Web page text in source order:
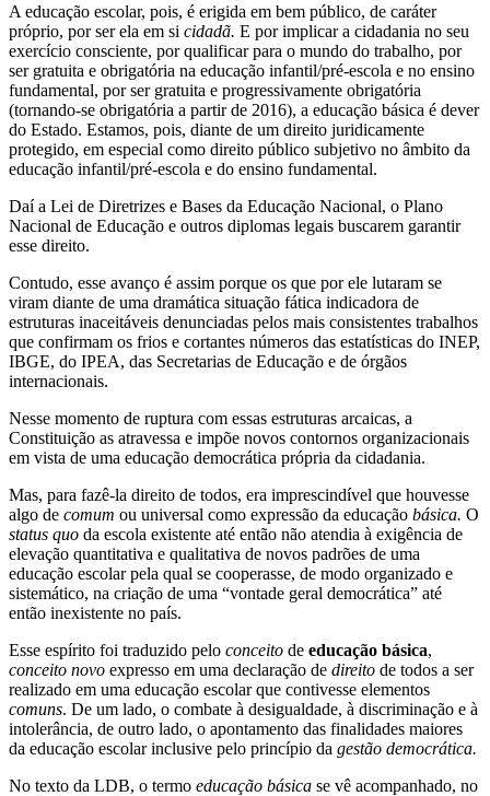
A educação escolar, pois, é erigida em bem público, de caráter
próprio, por ser ela em si cidadã. E por implicar a cidadania no seu
exercício consciente, por qualificar para o mundo do trabalho, por
ser gratuita e obrigatória na educação infantil/pré-escola e no ensino
fundamental, por ser gratuita e progressivamente obrigatória
(tornando-se obrigatória a partir de 2016), a educação básica é dever
do Estado. Estamos, pois, diante de um direito juridicamente
protegido, em especial como direito público subjetivo no âmbito da
educação infantil/pré-escola e do ensino fundamental.
Daí a Lei de Diretrizes e Bases da Educação Nacional, o Plano
Nacional de Educação e outros diplomas legais buscarem garantir
esse direito.
Contudo, esse avanço é assim porque os que por ele lutaram se
viram diante de uma dramática situação fática indicadora de
estruturas inaceitáveis denunciadas pelos mais consistentes trabalhos
que confirmam os frios e cortantes números das estatísticas do INEP,
IBGE, do IPEA, das Secretarias de Educação e de órgãos
internacionais.
Nesse momento de ruptura com essas estruturas arcaicas, a
Constituição as atravessa e impõe novos contornos organizacionais
em vista de uma educação democrática própria da cidadania.
Mas, para fazê-la direito de todos, era imprescindível que houvesse
algo de comum ou universal como expressão da educação básica. O
status quo da escola existente até então não atendia à exigência de
elevação quantitativa e qualitativa de novos padrões de uma
educação escolar pela qual se cooperasse, de modo organizado e
sistemático, na criação de uma “vontade geral democrática” até
então inexistente no país.
Esse espírito foi traduzido pelo conceito de educação básica,
conceito novo expresso em uma declaração de direito de todos a ser
realizado em uma educação escolar que contivesse elementos
comuns. De um lado, o combate à desigualdade, à discriminação e à
intolerância, de outro lado, o apontamento das finalidades maiores
da educação escolar inclusive pelo princípio da gestão democrática.
No texto da LDB, o termo educação básica se vê acompanhado, no